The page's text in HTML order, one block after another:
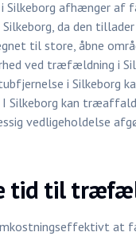
afhænger af
da den
til store, åbne
ved træfældning i
i Silkeborg
kan
vedligeholdelse
tid til
at